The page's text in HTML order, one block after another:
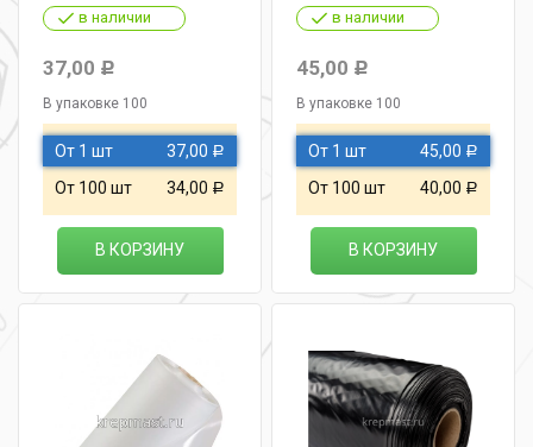
в наличии
37,00 Р
В упаковке 100
От 1 шт 37,00 Р
От 100 шт 34,00 Р
В КОРЗИНУ
в наличии
45,00 Р
В упаковке 100
От 1 шт 45,00 Р
От 100 шт 40,00 Р
В КОРЗИНУ